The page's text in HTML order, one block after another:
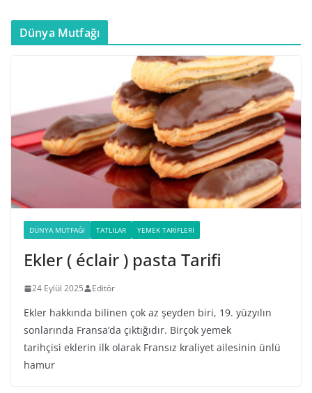
Dünya Mutfağı
DÜNYA MUTFAĞI TATLILAR YEMEK TARIFLERI
Ekler ( éclair ) pasta Tarifi
24 Eylül 2025 Editör
Ekler hakkında bilinen çok az şeyden biri, 19. yüzyılın
sonlarında Fransa’da çıktığıdır. Birçok yemek
tarihçisi eklerin ilk olarak Fransız kraliyet ailesinin ünlü
hamur